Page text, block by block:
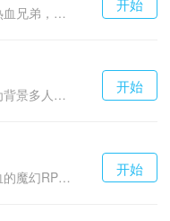
血战沙城！
开始
线的ARPG大作
开始
幻RPG游戏